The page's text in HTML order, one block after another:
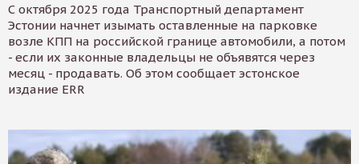
С октября 2025 года Транспортный департамент
Эстонии начнет изымать оставленные на парковке
возле КПП на российской границе автомобили, а потом
- если их законные владельцы не объявятся через
месяц - продавать. Об этом сообщает эстонское
издание ERR